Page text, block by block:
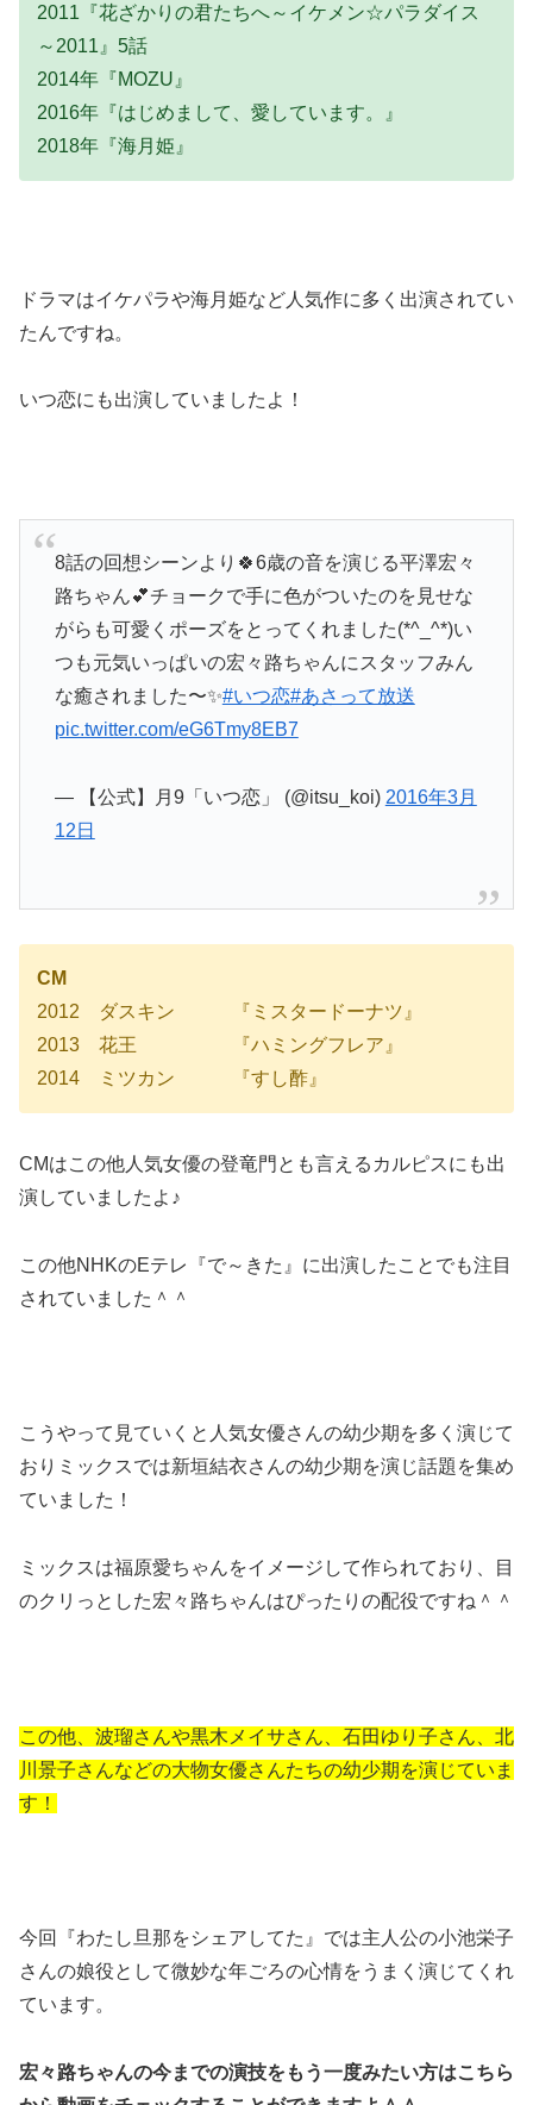
2011『花ざかりの君たちへ～イケメン☆パラダイス
～2011』5話
2014年『MOZU』
2016年『はじめまして、愛しています。』
2018年『海月姫』
ドラマはイケパラや海月姫など人気作に多く出演されてい
たんですね。
いつ恋にも出演していましたよ！
8話の回想シーンより🍀6歳の音を演じる平澤宏々
路ちゃん💕チョークで手に色がついたのを見せな
がらも可愛くポーズをとってくれました(*^_^*)い
つも元気いっぱいの宏々路ちゃんにスタッフみん
な癒されました〜✨#いつ恋#あさって放送
pic.twitter.com/eG6Tmy8EB7
— 【公式】月9「いつ恋」 (@itsu_koi) 2016年3月
12日
CM
2012 ダスキン 『ミスタードーナツ』
2013 花王 『ハミングフレア』
2014 ミツカン 『すし酢』
CMはこの他人気女優の登竜門とも言えるカルピスにも出
演していましたよ♪
この他NHKのEテレ『で～きた』に出演したことでも注目
されていました＾＾
こうやって見ていくと人気女優さんの幼少期を多く演じて
おりミックスでは新垣結衣さんの幼少期を演じ話題を集め
ていました！
ミックスは福原愛ちゃんをイメージして作られており、目
のクリっとした宏々路ちゃんはぴったりの配役ですね＾＾
この他、波瑠さんや黒木メイサさん、石田ゆり子さん、北
川景子さんなどの大物女優さんたちの幼少期を演じていま
す！
今回『わたし旦那をシェアしてた』では主人公の小池栄子
さんの娘役として微妙な年ごろの心情をうまく演じてくれ
ています。
宏々路ちゃんの今までの演技をもう一度みたい方はこちら